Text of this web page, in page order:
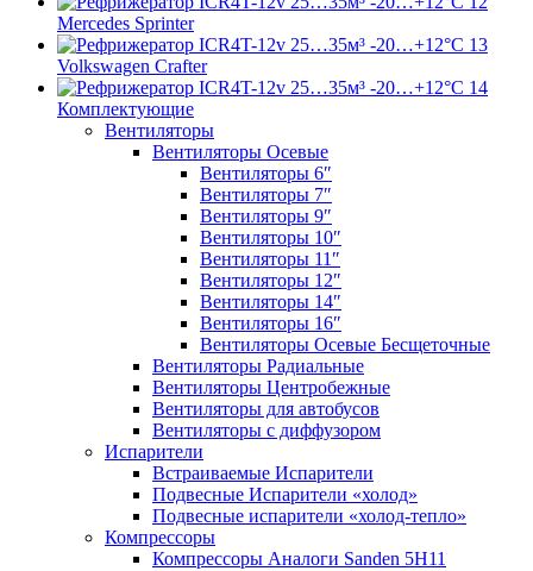
Mercedes Sprinter
Volkswagen Crafter
Комплектующие
Вентиляторы
Вентиляторы Осевые
Вентиляторы 6″
Вентиляторы 7″
Вентиляторы 9″
Вентиляторы 10″
Вентиляторы 11″
Вентиляторы 12″
Вентиляторы 14″
Вентиляторы 16″
Вентиляторы Осевые Бесщеточные
Вентиляторы Радиальные
Вентиляторы Центробежные
Вентиляторы для автобусов
Вентиляторы с диффузором
Испарители
Встраиваемые Испарители
Подвесные Испарители «холод»
Подвесные испарители «холод-тепло»
Компрессоры
Компрессоры Аналоги Sanden 5H11